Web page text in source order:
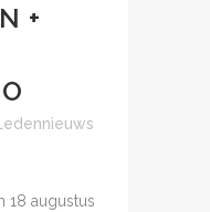
+
Ledennieuws
18 augustus